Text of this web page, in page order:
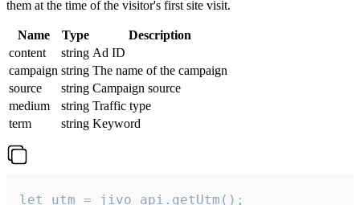
them at the time of the visitor's first site visit.
Name Type
Description
content
string Ad ID
campaign string The name of the campaign
source
string Campaign source
medium
string Traffic type
term
string Keyword
let utm = jivo_api.getUtm();